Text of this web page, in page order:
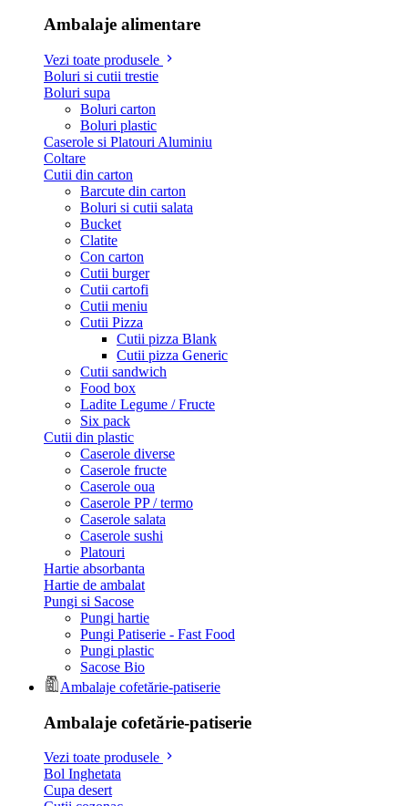
Ambalaje alimentare
Vezi toate produsele
Boluri si cutii trestie
Boluri supa
Boluri carton
Boluri plastic
Caserole si Platouri Aluminiu
Coltare
Cutii din carton
Barcute din carton
Boluri si cutii salata
Bucket
Clatite
Con carton
Cutii burger
Cutii cartofi
Cutii meniu
Cutii Pizza
Cutii pizza Blank
Cutii pizza Generic
Cutii sandwich
Food box
Ladite Legume / Fructe
Six pack
Cutii din plastic
Caserole diverse
Caserole fructe
Caserole oua
Caserole PP / termo
Caserole salata
Caserole sushi
Platouri
Hartie absorbanta
Hartie de ambalat
Pungi si Sacose
Pungi hartie
Pungi Patiserie - Fast Food
Pungi plastic
Sacose Bio
Ambalaje cofetărie-patiserie
Ambalaje cofetărie-patiserie
Vezi toate produsele
Bol Inghetata
Cupa desert